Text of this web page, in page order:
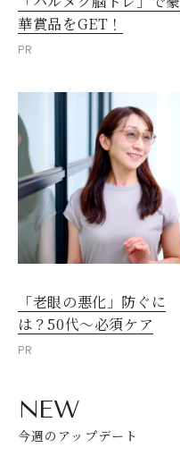
華賞品をGET！
PR
「老眼の悪化」防ぐに
は？50代～必須ケア
PR
NEW
今週のアップデート